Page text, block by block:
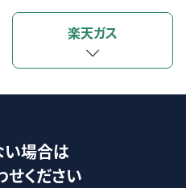
楽天ガス
い場合は
ください